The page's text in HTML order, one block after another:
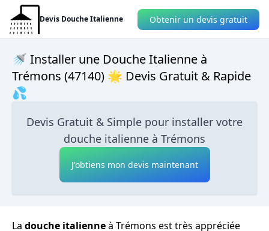
Devis Douche Italienne Obtenir un devis gratuit
🚿 Installer une Douche Italienne à
Trémons (47140) 🌟 Devis Gratuit & Rapide
💦
Devis Gratuit & Simple pour installer votre
douche italienne à Trémons
J'obtiens mon devis maintenant
La douche italienneà Trémons est très appréciée